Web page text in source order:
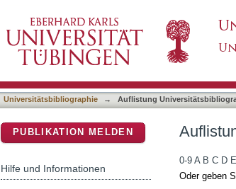
Universitätsbibliographie → Auflistung
0-9 A B C D E
Oder geben
PUBLIKATION MELDEN
Hilfe und Informationen